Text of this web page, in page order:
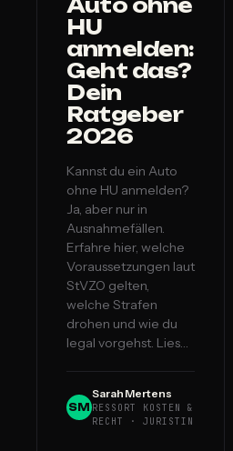
Auto ohne
HU
anmelden:
Geht das?
Dein
Ratgeber
2026
Kannst du ein Auto
ohne HU anmelden?
Ja, aber nur in
Ausnahmefällen.
Erfahre hier, welche
Voraussetzungen laut
StVZO gelten,
welche Strafen
drohen und wie du
legal vorgehst. Lies…
SM
Sarah Mertens
RESSORT KOSTEN &
RECHT · JURISTIN